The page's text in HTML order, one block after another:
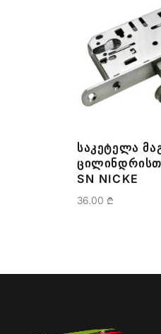
ᲡᲐᲙᲔᲢᲔᲚᲐ
SN NICKE
36.00 ₾